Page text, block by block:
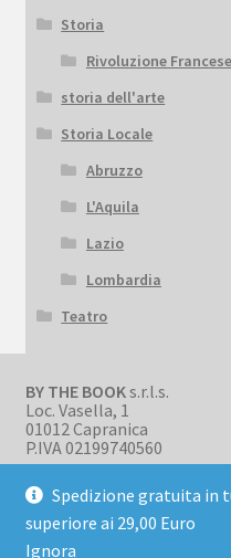
Spedizione gratuita in
superiore ai 29,00 Euro
Ignora
Storia
Rivoluzione Francese
storia dell'arte
Storia Locale
Abruzzo
L'Aquila
Lazio
Lombardia
Teatro
BY THE BOOKs.r.l.s.
Loc. Vasella, 1
01012 Capranica
P.IVA 02199740560
© BookBark 2026